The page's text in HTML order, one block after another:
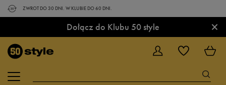
ZWROT DO 30 DNI. W KLUBIE DO 60 DNI.
Dołącz do Klubu 50 style ×